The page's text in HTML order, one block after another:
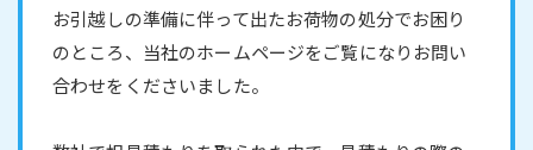
お引越しの準備に伴って出たお荷物の処分でお困り
のところ、当社のホームページをご覧になりお問い
合わせをくださいました。